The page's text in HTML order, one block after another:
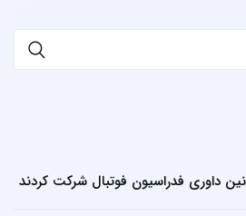
داوری فدراسیون فوتبال شرکت کردند